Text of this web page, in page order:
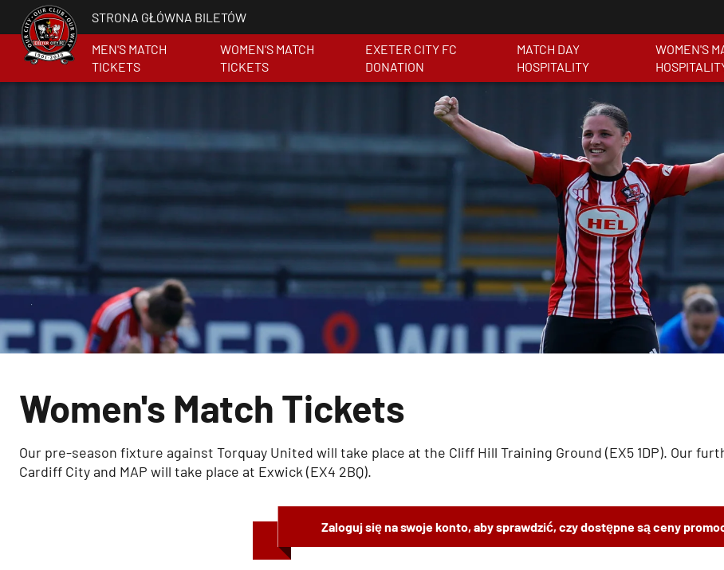
STRONA GŁÓWNA BILETÓW
MEN'S MATCH
TICKETS
WOMEN'S MATCH
TICKETS
EXETER CITY FC
DONATION
MATCH DAY
HOSPITALITY
WOMEN'S
Women's Match Tickets
Our pre-season fixture against Torquay United will take place at the Cliff Hill Training Ground (EX5 1DP). Our
Cardiff City and MAP will take place at Exwick (EX4 2BQ).
Zaloguj się na swoje konto, aby sprawdzić, czy dostępne są ceny